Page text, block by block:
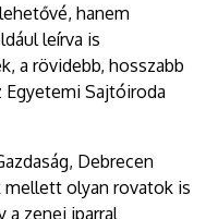
hanem
leírva is
a rövidebb, hosszabb
Sajtóiroda
Debrecen
olyan rovatok is
a zenei iparral